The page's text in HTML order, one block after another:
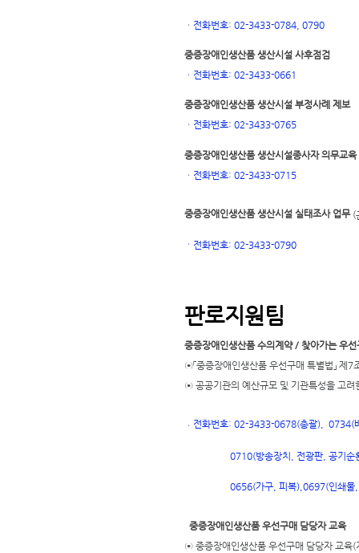
ㆍ 전화번호: 02-3433-0784, 0790
중증장애인생산품 생산시설 사후점검
ㆍ 전화번호: 02-3433-0661
중증장애인생산품 생산시설 부정사례 제보
ㆍ 전화번호: 02-3433-0765
중증장애인생산품 생산시설종사자 의무교육
ㆍ 전화번호: 02-3433-0715
중증장애인생산품 생산시설 실태조사 업무 (
ㆍ 전화번호: 02-3433-0790
판로지원팀
중증장애인생산품 수의계약 / 찾아가는 우선
⊙「중증장애인생산품 우선구매 특별법」
⊙ 공공기관의 예산규모 및 기관특성을 고려
ㆍ 전화번호: 02-3433-0678(총괄), 0734(
0710(방송장치, 전광판, 공기순
0656(가구, 피복), 0697(인쇄물
중증장애인생산품 우선구매 담당자 교육
⊙ 중증장애인생산품 우선구매 담당자 교육(